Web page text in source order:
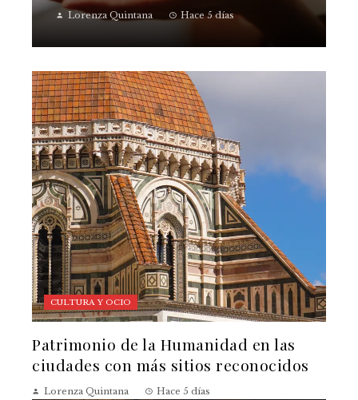
Lorenza Quintana Hace 5 días
CULTURA Y OCIO
Patrimonio de la Humanidad en las
ciudades con más sitios reconocidos
Lorenza Quintana Hace 5 días